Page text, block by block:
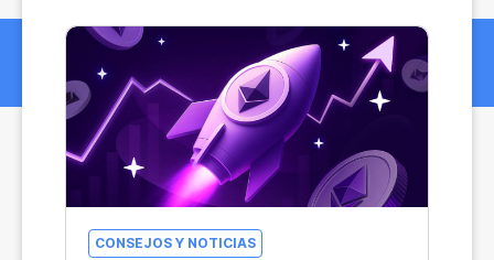
CONSEJOS Y NOTICIAS